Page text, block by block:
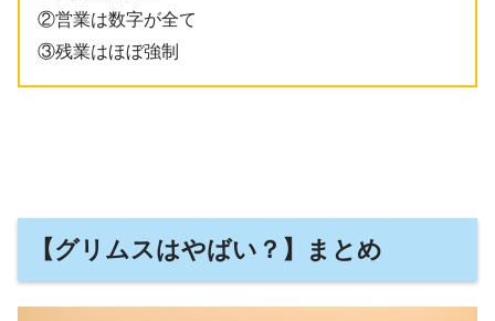
②営業は数字が全て
③残業はほぼ強制
【グリムスはやばい？】まとめ